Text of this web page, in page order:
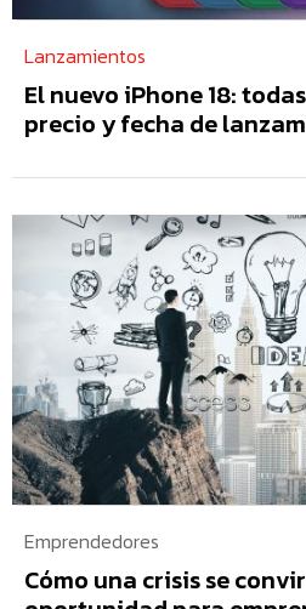
Lanzamientos
El nuevo iPhone 18:
precio y fecha de
Emprendedores
Cómo una crisis se